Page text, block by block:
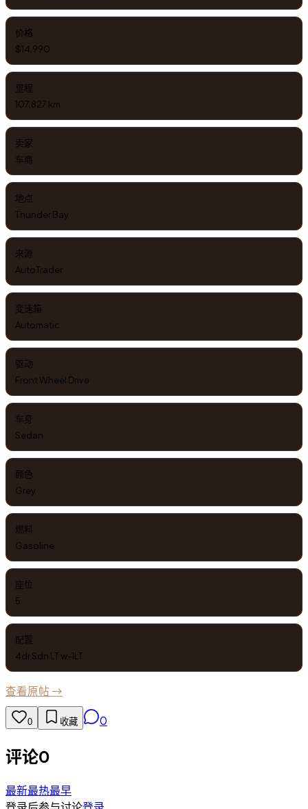
价格
$14,990
里程
107,827 km
卖家
车商
地点
Thunder Bay
来源
AutoTrader
变速箱
Automatic
驱动
Front Wheel Drive
车身
Sedan
颜色
Grey
燃料
Gasoline
座位
5
配置
4dr Sdn LT w-1LT
查看原帖 →
0 收藏 0
评论0
最新最热最早